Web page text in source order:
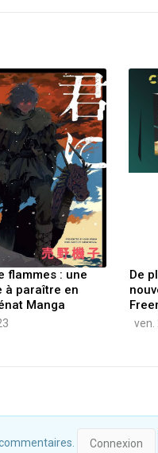
flammes : une
à paraître en
Manga
De
ven.
Connexion